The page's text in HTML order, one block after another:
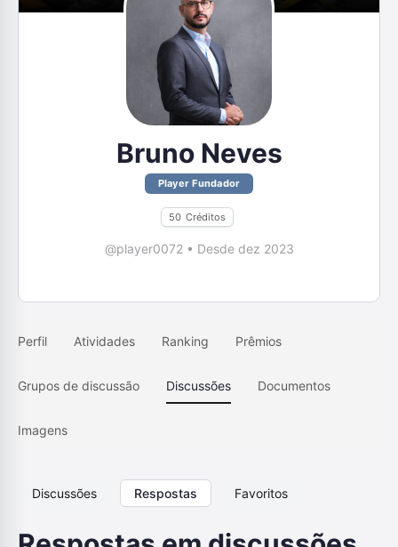
Bruno Neves
Player Fundador
50 Créditos
@player0072 • Desde dez 2023
Perfil Atividades Ranking Prêmios
Grupos de discussão Discussões Documentos
Imagens
Discussões Respostas Favoritos